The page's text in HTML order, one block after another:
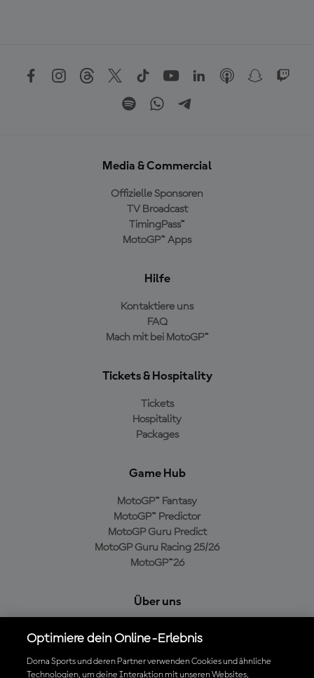
Media & Commercial
Offizielle Sponsoren
TV Broadcast
TimingPass™
MotoGP™ Apps
Hilfe
Kontaktiere uns
FAQ
Mach mit bei MotoGP™
Tickets & Hospitality
Tickets
Hospitality
Packages
Game Hub
MotoGP™ Fantasy
MotoGP™ Predictor
MotoGP Guru Predict
MotoGP Guru Racing 25/26
MotoGP™26
Über uns
Cookie-Richtlinien
Geschäftsbedingungen
Optimiere dein Online-Erlebnis
Dorna Sports und deren Partner verwenden Cookies und ähnliche
Technologien, um deine Interaktion mit unseren Websites,